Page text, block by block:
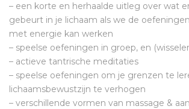
– een korte en herhaalde uitleg over wat
gebeurt in je lichaam als we de
met energie kan werken
– speelse oefeningen in groep, en
– actieve tantrische meditaties
– speelse oefeningen om je grenzen te
lichaamsbewustzijn te verhogen
– verschillende vormen van massage &